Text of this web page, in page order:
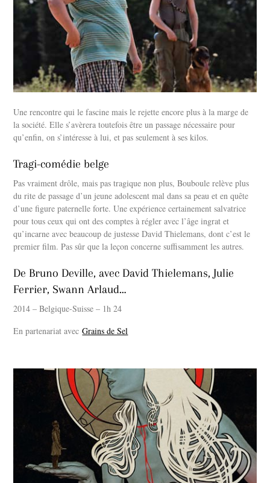
Une rencontre qui le fascine mais le rejette encore plus à la marge de
la société. Elle s’avèrera toutefois être un passage nécessaire pour
qu’enfin, on s’intéresse à lui, et pas seulement à ses kilos.
Tragi-comédie belge
Pas vraiment drôle, mais pas tragique non plus, Bouboule relève plus
du rite de passage d’un jeune adolescent mal dans sa peau et en quête
d’une figure paternelle forte. Une expérience certainement salvatrice
pour tous ceux qui ont des comptes à régler avec l’âge ingrat et
qu’incarne avec beaucoup de justesse David Thielemans, dont c’est le
premier film. Pas sûr que la leçon concerne suffisamment les autres.
De Bruno Deville, avec David Thielemans, Julie
Ferrier, Swann Arlaud…
2014 – Belgique-Suisse – 1h 24
En partenariat avecGrains de Sel